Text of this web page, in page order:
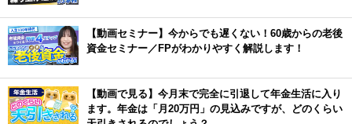
【動画セミナー】今からでも遅くない！60歳からの老後
資金セミナー／FPがわかりやすく解説します！
【動画で見る】今月末で完全に引退して年金生活に入り
ます。年金は「月20万円」の見込みですが、どのくらい